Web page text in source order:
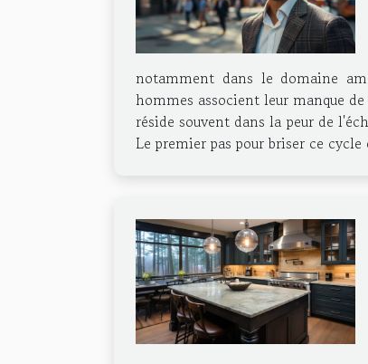
notamment dans le domaine
hommes associent leur manque
réside souvent dans la peur de
Le premier pas pour briser ce